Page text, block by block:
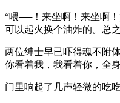
“喂──！来坐啊！来坐啊
可以起火换个油炸的。总
两位绅士早已吓得魂不附
你看着我，我看着你，全
门里响起了几声轻微的吃